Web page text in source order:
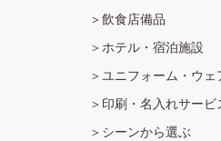
飲食店備品
ホテル・宿泊施設
ユニフォーム・ウェ
印刷・名入れサービ
シーンから選ぶ